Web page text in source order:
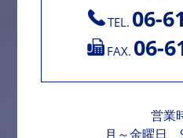
TEL. 06-
FAX. 06-
営業
月～金曜日